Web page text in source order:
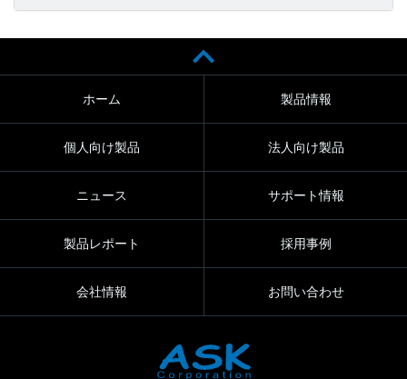
ホーム 製品情報
個人向け製品 法人向け製品
ニュース サポート情報
製品レポート 採用事例
会社情報 お問い合わせ